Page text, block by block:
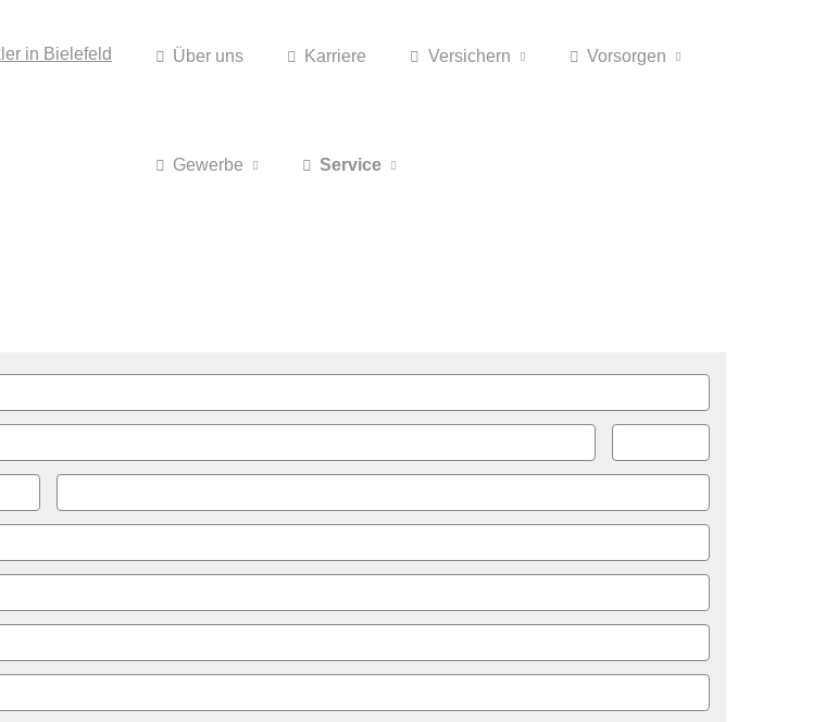
Über uns Karriere Versichern Vorsorgen
Gewerbe Service